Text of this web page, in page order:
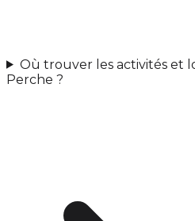
Où trouver les activités et
Perche ?